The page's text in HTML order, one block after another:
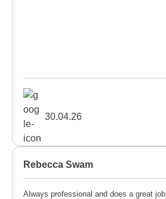
30.04.26
Rebecca Swam
Always professional and does a great job.